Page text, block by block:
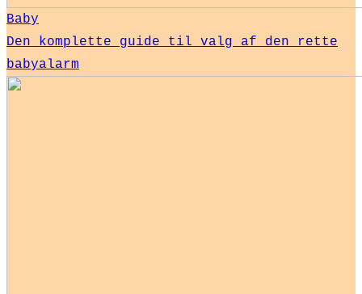
Baby
Den komplette guide til valg af den rette
babyalarm